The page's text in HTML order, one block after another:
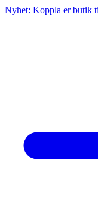
Nyhet: Koppla er butik